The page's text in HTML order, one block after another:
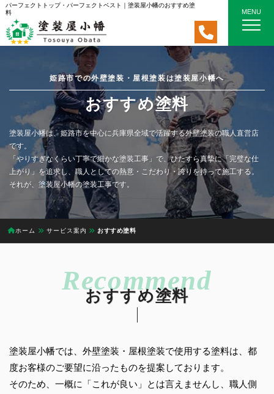
パーフェクトトップ・パーフェクトベスト｜塗装屋小幡のおすすめ塗
料
MENU
姫路市での外壁塗装・屋根塗装は塗装屋小幡へ
おすすめ塗料
塗装屋小幡は、姫路市を中心に兵庫県全域で活躍する外壁塗装の職人直営店
です。
「やりすぎなくらい丁寧で細かな塗装工事」で、ひたすら真摯に「完璧な仕
上がり」を追求し、職人としての熱意・こだわり・誇りを持って施工する。
それが、塗装屋小幡の塗装工事です。
ホーム サービス案内 おすすめ塗料
おすすめ塗料
塗装屋小幡では、外壁塗装・屋根塗装で使用する塗料は、都
度お客様のご要望に沿ったものを提案しております。
そのため、一概に「これが良い」とは言えませんし、職人側